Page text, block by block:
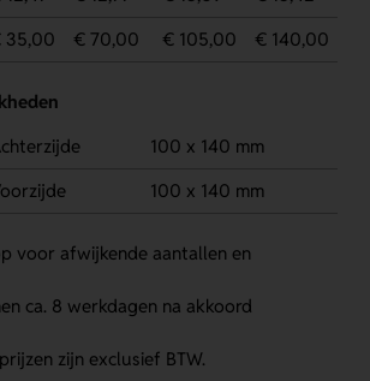
35,00 € 70,00 € 105,00 € 140,00
100 x 140 mm
100 x 140 mm
voor afwijkende aantallen en
ca. 8 werkdagen na akkoord
zijn exclusief BTW.